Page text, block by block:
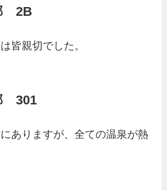
2B
皆親切でした。
301
ありますが、全ての温泉が熱